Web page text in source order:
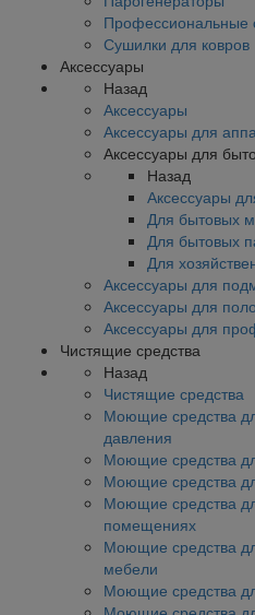
Профессиональные
Сушилки для ковров
Аксессуары
Назад
Аксессуары
Аксессуары для
Аксессуары для
Назад
Аксессуары
Для бытовых
Для бытовых
Для
Аксессуары для
Аксессуары для
Аксессуары для
Чистящие средства
Назад
Чистящие средства
Моющие средства
давления
Моющие средства
Моющие средства
Моющие средства
помещениях
Моющие средства
мебели
Моющие средства